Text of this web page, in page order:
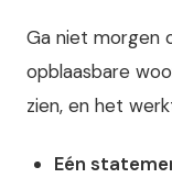
Ga niet morgen
opblaasbare
zien, en het
Eén